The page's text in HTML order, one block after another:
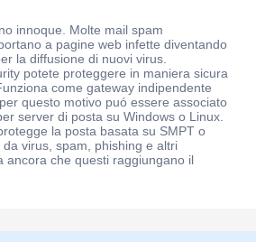
innoque. Molte mail spam
a pagine web infette diventando
la diffusione di nuovi virus.
potete proteggere in maniera sicura
come gateway indipendente
questo motivo puó essere associato
server di posta su Windows o Linux.
la posta basata su SMPT o
virus, spam, phishing e altri
ancora che questi raggiungano il